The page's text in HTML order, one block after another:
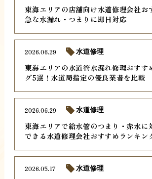
東海エリアの店舗向け水道修理会社お
急な水漏れ・つまりに即日対応
東海エリアの水道管水漏れ修理おすす
グ5選！水道局指定の優良業者を比較
2026.06.29 水道修理
東海エリアで給水管のつまり・赤水に
できる水道修理会社おすすめランキン
2026.06.29 水道修理
2026.05.17 水道修理